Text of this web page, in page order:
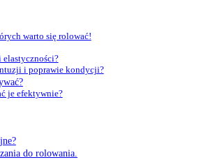
warto się rolować!
elastyczności?
i poprawie kondycji?
je efektywnie?
do rolowania.